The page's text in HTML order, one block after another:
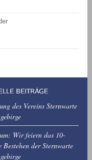
des Vereins Sternwarte
Wir feiern das 10-
Bestehen der Sternwarte